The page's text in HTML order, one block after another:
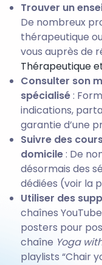
Trouver un
De nombreux
thérapeutique
vous auprès de
Thérapeutique
Consulter son
spécialisé:
indications,
garantie d’une
Suivre des
domicile: De
désormais des
dédiées (voir la
Utiliser des
chaînes
posters pour
chaîne Yoga
playlists “Chair